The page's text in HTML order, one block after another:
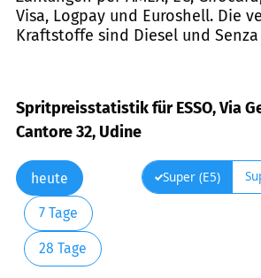
Visa, Logpay und Euroshell. Die
Kraftstoffe sind Diesel und
Spritpreisstatistik für ESSO, Via
Cantore 32, Udine
heute
7 Tage
28 Tage
Super (E5)